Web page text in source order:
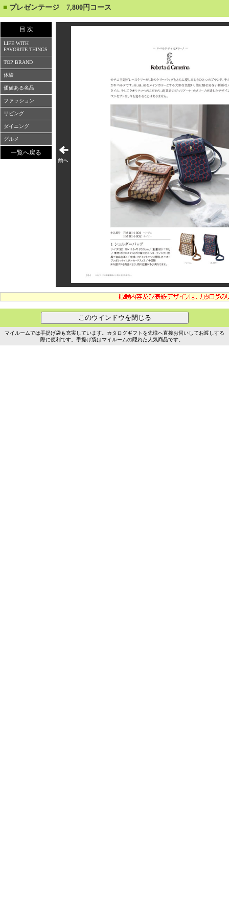
■ プレゼンテージ 7,800円コース
目 次
LIFE WITH
FAVORITE THINGS
TOP BRAND
体験
価値ある名品
ファッション
リビング
ダイニング
グルメ
一覧へ戻る
マイルームでは手提げ袋も充実しています。カタログギフトを先様へ直接お伺いしてお渡しする
際に便利です。手提げ袋はマイルームの隠れた人気商品です。